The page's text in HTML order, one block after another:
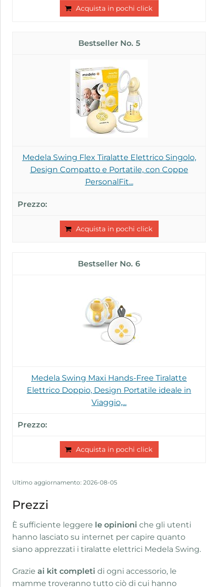
Acquista in pochi click
5
Medela Swing Flex Tiralatte Elettrico Singolo,
Design Compatto e Portatile, con Coppe
PersonalFit...
Acquista in pochi click
6
Medela Swing Maxi Hands-Free Tiralatte
Elettrico Doppio, Design Portatile ideale in
Viaggio,...
Acquista in pochi click
Ultimo aggiornamento: 2026-08-05
Prezzi
È sufficiente leggere le opinioni che gli utenti
hanno lasciato su internet per capire quanto
siano apprezzati i tiralatte elettrici Medela Swing.
Grazie ai kit completi di ogni accessorio, le
mamme troveranno tutto ciò di cui hanno